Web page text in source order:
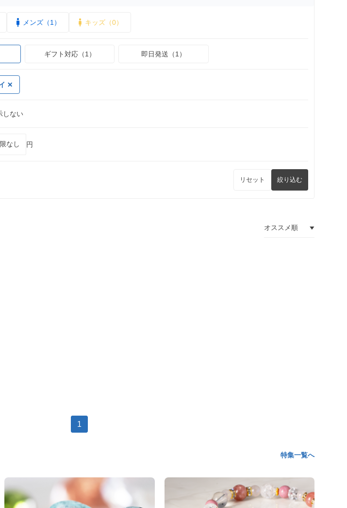
メンズ（1） キッズ（0）
ギフト対応（1） 即日発送（1）
しない
円
リセット 絞り込む
1
特集一覧へ